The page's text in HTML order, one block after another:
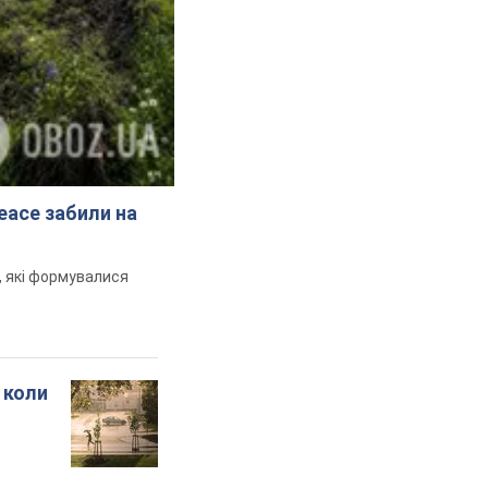
забили на
які формувалися